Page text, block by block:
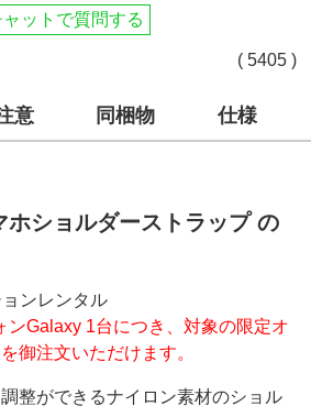
ットで質問する
( 5405 )
意 同梱物 仕様
ショルダーストラップ の
ンレンタル
ンGalaxy 1台につき、対象の限定オ
御注文いただけます。
整ができるナイロン素材のショル